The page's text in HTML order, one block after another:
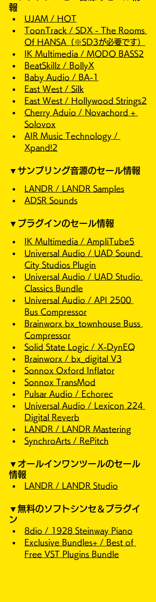
報
UJAM / HOT
ToonTrack / SDX - The Rooms
Of HANSA （※SD3が必要です）
IK Multimedia / MODO BASS2
BeatSkillz / BollyX
Baby Audio / BA-1
East West / Silk
East West / Hollywood Strings2
Cherry Aduio / Novachord +
Solovox
AIR Music Technology /
Xpand!2
▼サンプリング音源のセール情報
LANDR / LANDR Samples
ADSR Sounds
▼プラグインのセール情報
IK Multimedia / AmpliTube5
Universal Audio / UAD Sound
City Studios Plugin
Universal Audio / UAD Studio
Classics Bundle
Universal Audio / API 2500
Bus Compressor
Brainworx bx_townhouse Buss
Compressor
Solid State Logic / X-DynEQ
Brainworx / bx_digital V3
Sonnox Oxford Inflator
Sonnox TransMod
Pulsar Audio / Echorec
Universal Audio / Lexicon 224
Digital Reverb
LANDR / LANDR Mastering
SynchroArts / RePitch
▼オールインワンツールのセール
情報
LANDR / LANDR Studio
▼無料のソフトシンセ＆プラグイ
ン
8dio / 1928 Steinway Piano
Exclusive Bundles+ / Best of
Free VST Plugins Bundle